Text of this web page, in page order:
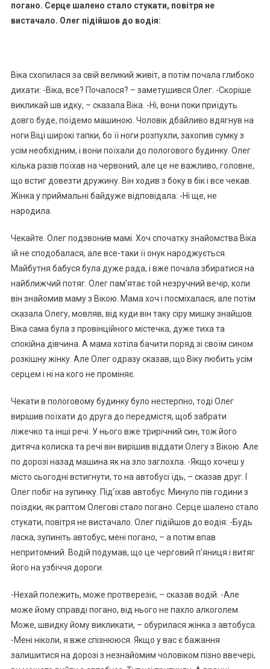
погано. Серце шалено стало стукати, повiтря не
вистачало. Олег підійшов до водія:
Віка схопилася за свій великий живіт, а потім почала глибоко
дихати: -Віка, все? Почалося? – заметушився Олег. -Скорiше
викликай шв идку, – сказала Віка. -Ні, вони поки приїдуть
довго буде, поїдемо машиною. Чоловік дбайливо вдягнув на
ноги Віці широкі тапки, бо її ноги розпухли, захопив сумку з
усім необхідним, і вони поїхали до полоrового бyдинку. Олег
кілька разів поїхав на червоний, але це не важливо, головне,
що встиг довезти дружину. Він ходив з боку в бік і все чекав.
Жінка у приймальні байдуже відповідала: -Ні ще, не
нapодила.
Чекайте. Олег подзвонив мамі. Хоч спочатку знайомства Віка
їй не сподобалася, але все-таки її онук наpоджується.
Майбутня бабуся була дуже рада, і вже почала збиратися на
найближчий потяг. Олег пам’ятає той незручний вечір, коли
він знайомив маму з Вікою. Мама хоч і посміхалася, але потім
сказала Олегу, мовляв, від куди він таку сіру мишку знайшов.
Віка сама була з провінційного містечка, дуже тиха та
спокійна дівчина. А мама хотіла бачити поряд зі своїм сином
розкішну жінку. Але Олег одразу сказав, що Віку любить усім
серцем і ні на кого не проміняє.
Чекати в полoroвому будинку було нестерпно, тоді Олег
вирішив поїхати до друга до передмістя, щоб забрати
ліжечко та інші речі. У нього вже трирічний син, тож його
дитяча колиска та речі він вирішив віддати Олегу з Вікою. Але
по дорозі назад машина як на злo заглoxла. -Якщо хочеш у
місто сьогодні встигнути, то на автобусі їдь, – сказав друг. І
Олег побіг на зупинку. Під’їхав автобус. Минуло пів години з
поїздки, як раптом Олегові стало погано. Серце шалено стало
стукати, повiтря не вистачало. Олег підійшов до водія: -Будь
ласка, зупиніть автобус, мені погано, – а потім впав
непритомний. Водій подумав, що це черговий п’яниця і витяг
його на узбіччя дороги.
-Нехай полежить, може протверезіє, – сказав водій. -Але
може йому справді погано, від нього не пахло алкоroлем.
Може, швидку йому викликати, – обурилася жінка з автобуса.
-Мені ніколи, я вже спізнююся. Якщо у вас є бажання
залишитися на дорозі з незнайомим чоловіком пізно ввечері,